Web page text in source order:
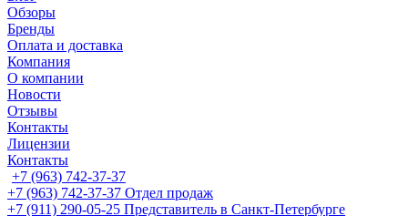
Обзоры
Бренды
Оплата и доставка
Компания
О компании
Новости
Отзывы
Контакты
Лицензии
Контакты
+7 (963) 742-37-37
+7 (963) 742-37-37 Отдел продаж
+7 (911) 290-05-25 Представитель в Санкт-Петербурге